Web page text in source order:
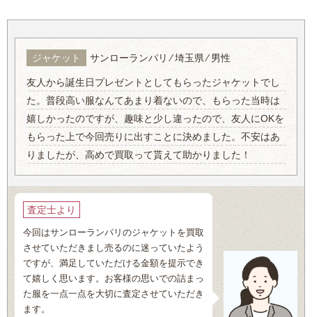
ジャケット サンローランパリ ⁄ 埼玉県 ⁄ 男性
友人から誕生日プレゼントとしてもらったジャケットでし
た。普段高い服なんてあまり着ないので、もらった当時は
嬉しかったのですが、趣味と少し違ったので、友人にOKを
もらった上で今回売りに出すことに決めました。不安はあ
りましたが、高めで買取って貰えて助かりました！
査定士より
今回はサンローランパリのジャケットを買取
させていただきまし売るのに迷っていたよう
ですが、満足していただける金額を提示でき
て嬉しく思います。お客様の思いでの詰まっ
た服を一点一点を大切に査定させていただき
ます。